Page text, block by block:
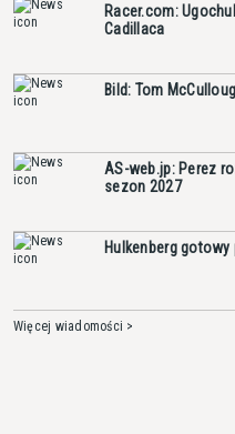
Racer.com:
Cadillaca
Bild: Tom
AS-web.jp: Perez
sezon 2027
Hulkenberg
Więcej wiadomości >